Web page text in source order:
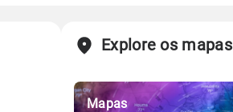
Explore os mapas
Mapas